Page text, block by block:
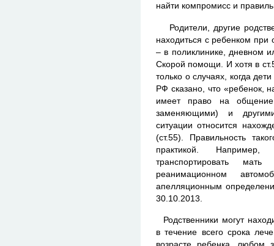
найти компромисс и
Родители, другие
находиться с ребенком
– в поликлинике, дневном
Скорой помощи. И хотя в
только о случаях, когда
РФ сказано, что «ребенок,
имеет право на
заменяющими) и
ситуации относится
(ст.55). Правильность
практикой.
транспортировать
реанимационном
апелляционным
30.10.2013.
Родственники могут
в течение всего срока